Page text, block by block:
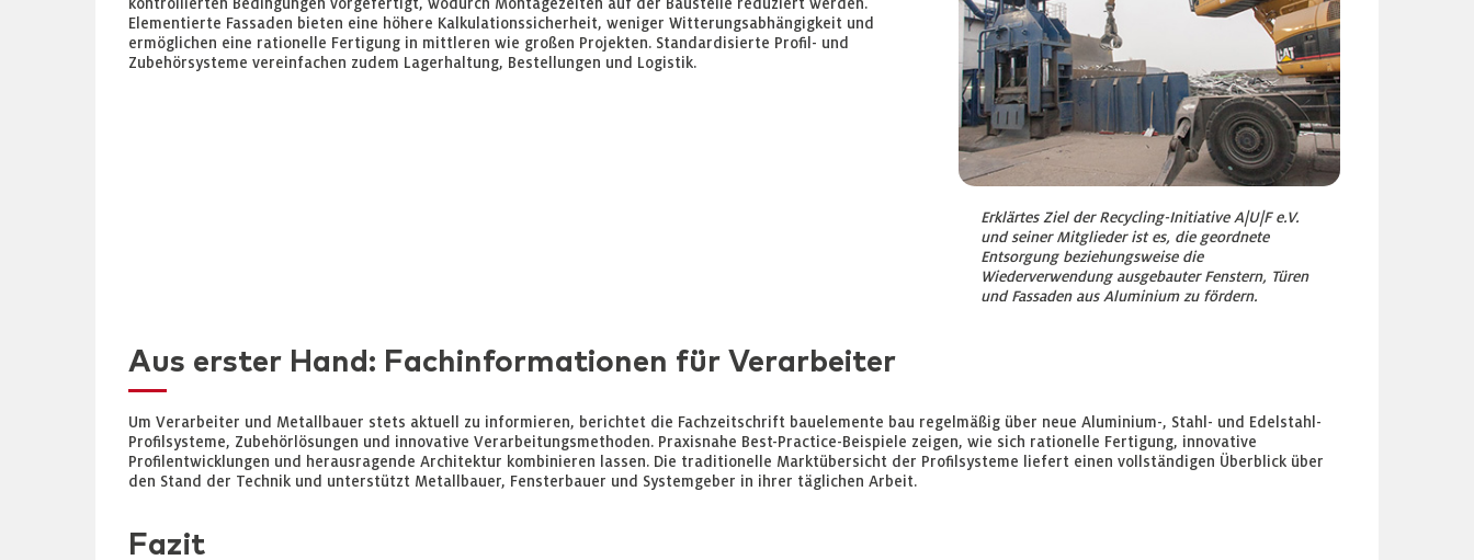
kontrollierten Bedingungen vorgefertigt, wodurch Montagezeiten auf der Baustelle reduziert werden.
Elementierte Fassaden bieten eine höhere Kalkulationssicherheit, weniger Witterungsabhängigkeit und
ermöglichen eine rationelle Fertigung in mittleren wie großen Projekten. Standardisierte Profil- und
Zubehörsysteme vereinfachen zudem Lagerhaltung, Bestellungen und Logistik.
Erklärtes Ziel der Recycling-Initiative A|U|F e.V.
und seiner Mitglieder ist es, die geordnete
Entsorgung beziehungsweise die
Wiederverwendung ausgebauter Fenstern, Türen
und Fassaden aus Aluminium zu fördern.
Aus erster Hand: Fachinformationen für Verarbeiter
Um Verarbeiter und Metallbauer stets aktuell zu informieren, berichtet die Fachzeitschrift bauelemente bau regelmäßig über neue Aluminium-, Stahl- und Edelstahl-
Profilsysteme, Zubehörlösungen und innovative Verarbeitungsmethoden. Praxisnahe Best-Practice-Beispiele zeigen, wie sich rationelle Fertigung, innovative
Profilentwicklungen und herausragende Architektur kombinieren lassen. Die traditionelle Marktübersicht der Profilsysteme liefert einen vollständigen Überblick über
den Stand der Technik und unterstützt Metallbauer, Fensterbauer und Systemgeber in ihrer täglichen Arbeit.
Fazit